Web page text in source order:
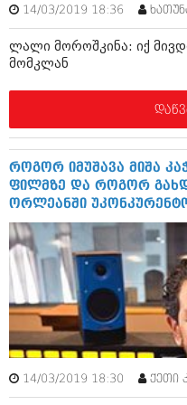
ნოემბერი 2017
სექტემბერი 2017
ივლისი 2017
ივნისი 2017 (265)
მაისი 2017 (216)
მარტი 2017 (212)
თებერვალი 2017
იანვარი 2017
ნოემბერი 2016
ოქტომბერი 2016
სექტემბერი 2016
აგვისტო 2016 (258)
ივლისი 2016
ივნისი 2016 (221)
მაისი 2016 (261)
აპრილი 2016
მარტი 2016 (200)
თებერვალი 2016
14/03/2019 18:36
ლალი მოროშკინა: იქ
მომკლან
როგორ იმუშავა მიშა
ფილმზე და როგორ
ორლეანში
14/03/2019 18:30 ქეთი